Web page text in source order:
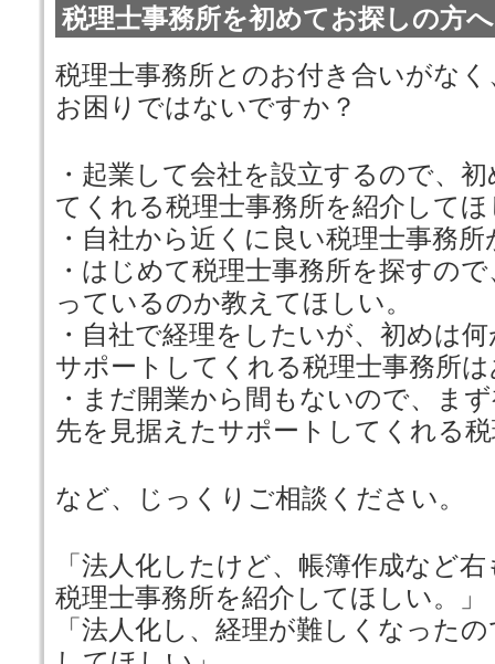
税理士事務所を初めてお探しの方へ
税理士事務所とのお付き合いがな
お困りではないですか？
・起業して会社を設立するので、
てくれる税理士事務所を紹介して
・自社から近くに良い税理士事務
・はじめて税理士事務所を探すの
っているのか教えてほしい。
・自社で経理をしたいが、初めは
サポートしてくれる税理士事務所
・まだ開業から間もないので、ま
先を見据えたサポートしてくれる
など、じっくりご相談ください。
「法人化したけど、帳簿作成など
税理士事務所を紹介してほしい。」
「法人化し、経理が難しくなった